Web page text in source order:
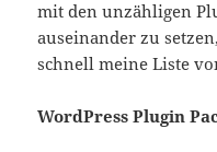
mit den unzähligen
auseinander zu
schnell meine Liste
WordPress Plugin